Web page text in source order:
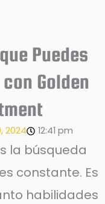
Puedes
Golden
2024 12:41 pm
la búsqueda
constante. Es
habilidades